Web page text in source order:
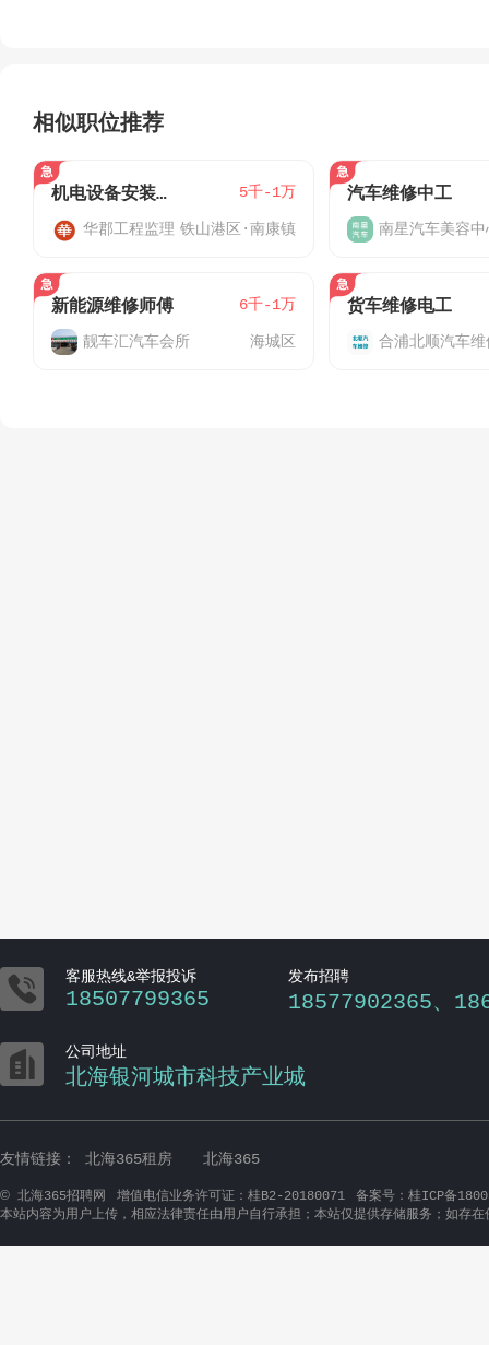
相似职位推荐
机电设备安装工程师 5千-1万
华郡工程监理 铁山港区·南康镇
汽车维修中工
南星汽车美容中
新能源维修师傅 6千-1万
靓车汇汽车会所 海城区
货车维修电工
 客服热线&举报投诉
18507799365
发布招聘
18577902365、
 公司地址
北海银河城市科技产业城
友情链接： 北海365租房 北海365
© 北海365招聘网 增值电信业务许可证：桂B2-20180071
备案号：桂ICP备
本站内容为用户上传，相应法律责任由用户自行承担；本站仅提供存储服务；如存